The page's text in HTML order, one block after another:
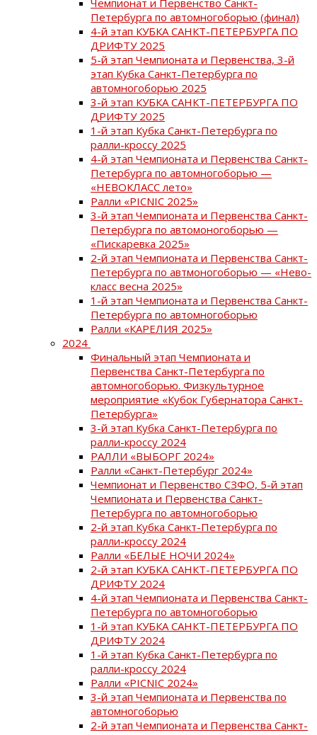
Петербурга по автомногоборью (финал)
4-й этап КУБКА САНКТ-ПЕТЕРБУРГА ПО
ДРИФТУ 2025
5-й этап Чемпионата и Первенства, 3-й
этап Кубка Санкт-Петербурга по
автомногоборью 2025
3-й этап КУБКА САНКТ-ПЕТЕРБУРГА ПО
ДРИФТУ 2025
1-й этап Кубка Санкт-Петербурга по
ралли-кроссу 2025
4-й этап Чемпионата и Первенства Санкт-
Петербурга по автомногоборью —
«НЕВОКЛАСС лето»
Ралли «PICNIC 2025»
3-й этап Чемпионата и Первенства Санкт-
Петербурга по автомоногоборью —
«Пискаревка 2025»
2-й этап Чемпионата и Первенства Санкт-
Петербурга по автмоногоборью — «Нево-
класс весна 2025»
1-й этап Чемпионата и Первенства Санкт-
Петербурга по автомногоборью
Ралли «КАРЕЛИЯ 2025»
2024
Финальный этап Чемпионата и
Первенства Санкт-Петербурга по
автомногоборью. Физкультурное
мероприятие «Кубок Губернатора Санкт-
Петербурга»
3-й этап Кубка Санкт-Петербурга по
ралли-кроссу 2024
РАЛЛИ «ВЫБОРГ 2024»
Ралли «Санкт-Петербург 2024»
Чемпионат и Первенство СЗФО, 5-й этап
Чемпионата и Первенства Санкт-
Петербурга по автомногоборью
2-й этап Кубка Санкт-Петербурга по
ралли-кроссу 2024
Ралли «БЕЛЫЕ НОЧИ 2024»
2-й этап КУБКА САНКТ-ПЕТЕРБУРГА ПО
ДРИФТУ 2024
4-й этап Чемпионата и Первенства Санкт-
Петербурга по автомногоборью
1-й этап КУБКА САНКТ-ПЕТЕРБУРГА ПО
ДРИФТУ 2024
1-й этап Кубка Санкт-Петербурга по
ралли-кроссу 2024
Ралли «PICNIC 2024»
3-й этап Чемпионата и Первенства по
автомногоборью
2-й этап Чемпионата и Первенства Санкт-